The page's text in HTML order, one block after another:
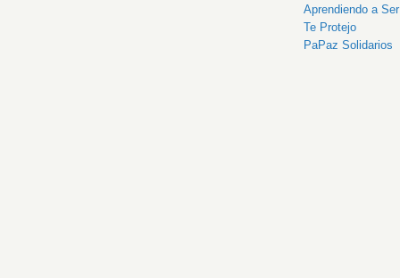
Aprendiendo a
Te Protejo
PaPaz Solidarios